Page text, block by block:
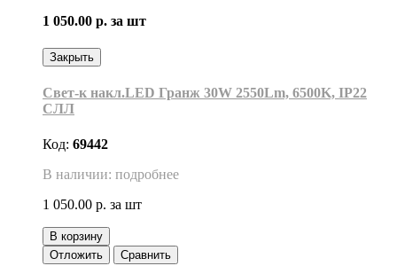
1 050.00 р. за шт
Закрыть
Свет-к накл.LED Гранж 30W 2550Lm, 6500K, IP22
СЛЛ
Код: 69442
В наличии: подробнее
1 050.00 р. за шт
В корзину
Отложить
Сравнить